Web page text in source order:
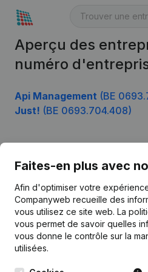
Aperçu des
numéro
Api Management (BE
Just! (BE 0693.704.408)
Faites-en plus avec
Afin d'optimiser votre
Companyweb recueille des
vous utilisez ce site web. La
vous permet de savoir quelles
vous donne le contrôle sur la
utilisées.
Français
Kantorenpark Everest
248D,